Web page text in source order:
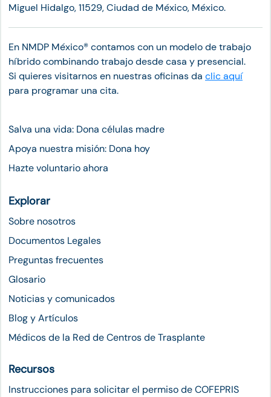
Miguel Hidalgo, 11529, Ciudad de México, México.
En NMDP México®︎ contamos con un modelo de trabajo
híbrido combinando trabajo desde casa y presencial.
Si quieres visitarnos en nuestras oficinas da clic aquí
para programar una cita.
Salva una vida: Dona células madre
Apoya nuestra misión: Dona hoy
Hazte voluntario ahora
Explorar
Sobre nosotros
Documentos Legales
Preguntas frecuentes
Glosario
Noticias y comunicados
Blog y Artículos
Médicos de la Red de Centros de Trasplante
Recursos
Instrucciones para solicitar el permiso de COFEPRIS